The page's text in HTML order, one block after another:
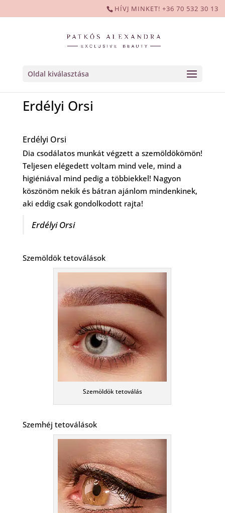
HÍVJ MINKET! +36 70 532 30 13
Oldal kiválasztása
Erdélyi Orsi
Erdélyi Orsi
Dia csodálatos munkát végzett a szemöldökömön!
Teljesen elégedett voltam mind vele, mind a
higiéniával mind pedig a többiekkel! Nagyon
köszönöm nekik és bátran ajánlom mindenkinek,
aki eddig csak gondolkodott rajta!
Erdélyi Orsi
Szemöldök tetoválások
Szemöldök tetoválás
Szemhéj tetoválások